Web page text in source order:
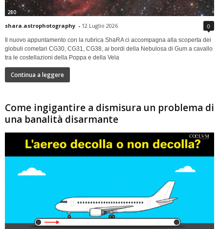
280
shara.astrophotography - 12 Luglio 2026 0
Il nuovo appuntamento con la rubrica ShaRA ci accompagna alla scoperta dei
globuli cometari CG30, CG31, CG38, ai bordi della Nebulosa di Gum a cavallo
tra le costellazioni della Poppa e della Vela
Continua a leggere
Come ingigantire a dismisura un problema di
una banalità disarmante